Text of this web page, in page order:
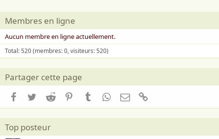
Membres en ligne
Aucun membre en ligne actuellement.
Total: 520 (membres: 0, visiteurs: 520)
Partager cette page
Facebook
TwitterReddit PinterestTumblrWhatsApp
Email
Top posteur